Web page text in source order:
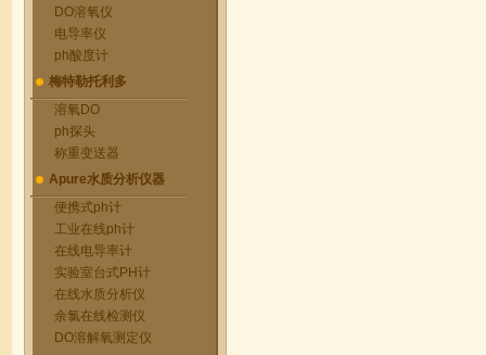
DO溶氧仪
电导率仪
ph酸度计
梅特勒托利多
溶氧DO
ph探头
称重变送器
Apure水质分析仪器
便携式ph计
工业在线ph计
在线电导率计
实验室台式PH计
在线水质分析仪
余氯在线检测仪
DO溶解氧测定仪